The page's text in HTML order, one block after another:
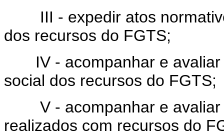
III - expedir atos
dos recursos do FGTS;
IV - acompanhar e avaliar
social dos recursos do FGTS;
V - acompanhar e avaliar
realizados com recursos do